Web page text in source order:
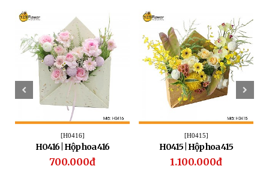
[H0416]
H0416 | Hộp hoa 416
700.000đ
[H0415]
H0415 | Hộp hoa 415
1.100.000đ